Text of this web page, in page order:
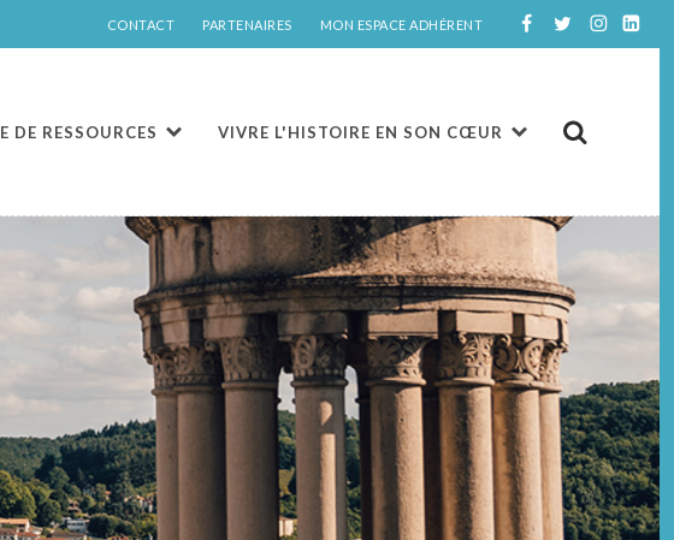
CONTACT PARTENAIRES MON ESPACE ADHÉRENT
DE RESSOURCES VIVRE L'HISTOIRE EN SON CŒUR